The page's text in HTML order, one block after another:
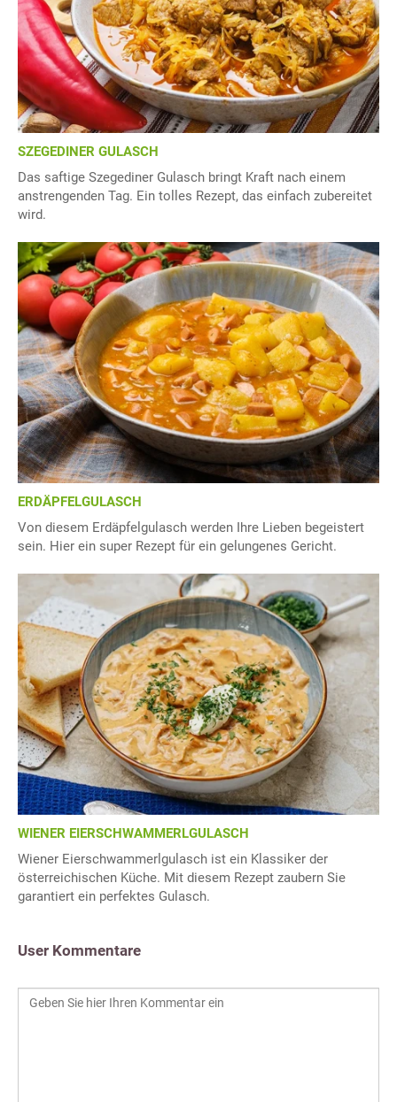
SZEGEDINER GULASCH
Das saftige Szegediner Gulasch bringt Kraft nach einem
anstrengenden Tag. Ein tolles Rezept, das einfach zubereitet
wird.
ERDÄPFELGULASCH
Von diesem Erdäpfelgulasch werden Ihre Lieben begeistert
sein. Hier ein super Rezept für ein gelungenes Gericht.
WIENER EIERSCHWAMMERLGULASCH
Wiener Eierschwammerlgulasch ist ein Klassiker der
österreichischen Küche. Mit diesem Rezept zaubern Sie
garantiert ein perfektes Gulasch.
User Kommentare